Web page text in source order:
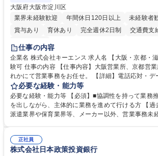
大阪府大阪市淀川区
業界未経験歓迎
年間休日120日以上 未経験者
賞与あり
育休あり 完全週休2日制 交通費支
土日祝休み
仕事の内容
企業名 株式会社キーエンス 求人名 【大阪・京都・滋賀】営業事務 ※未経
験可 仕事の内容 【仕事内容】大阪営業所、京都営業所、滋賀営業所いず
れかにて営業事務をお任せ。 【詳細】電話応対・デ
の作成・カタログ送付・来客対応・営業所内で発生
善をお任せ。 【教育制度】ご入社後、育成担当とペアになりながらOJTに
て業務を覚えていただくことが可能です。業務シス
れているため、スムーズに仕事に慣れることができ
募集職種 【大阪・京都・滋賀】営業事務 ※未経験可
必要な経験・能力等
必要な経験・能力等 【必須】■協調性を持って業務
を出しながら、主体的に業務を進めて行ける方 【過
派遣業界や保育業界等、メーカー以外、営業事務未
えて、お客様や社員の状況に合わせ、能動的なサポ
待され。組織を支えるスペシャリストとして、チー
正社員
株式会社日本政策投資銀行